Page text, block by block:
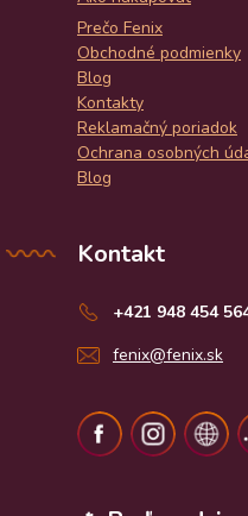
Prečo Fenix
Obchodné podmienky
Blog
Kontakty
Reklamačný poriadok
Ochrana osobných
Blog
Kontakt
+421 948 454
fenix@fenix.sk